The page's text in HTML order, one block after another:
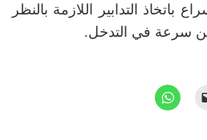
باتخاذ التدابير اللازمة بالنظر
من سرعة في التدخل.